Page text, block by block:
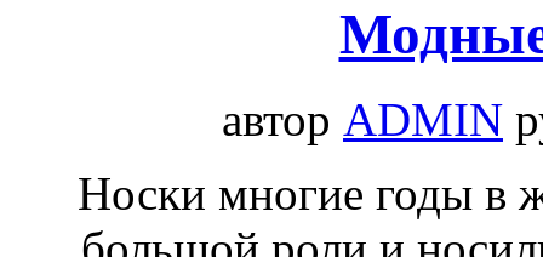
автор ADMIN
Носки многие годы в